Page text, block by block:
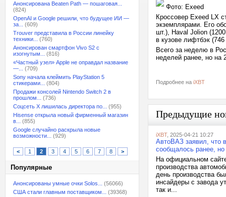
Анонсирована Beaten Path — пошаговая...
(824)
OpenAI и Google решили, что будущее ИИ —
за...
(609)
Trouver представила в России линейку
техники...
(760)
Анонсирован смартфон Vivo S2 с
изогнутым...
(816)
«Частный узел» Apple не оправдал название
—...
(709)
Sony начала клеймить PlayStation 5
стикерами...
(804)
Продажи консолей Nintendo Switch 2 в
прошлом...
(736)
Соцсеть X лишилась директора по...
(955)
Hisense открыла новый фирменный магазин
в...
(855)
Google случайно раскрыла новые
возможности...
(929)
< 1 2 3 4 5 6 7 8 >
Популярные
Анонсированы умные очки Solos...
(56066)
США стали главным поставщиком...
(39368)
Фото: Exeed
Кроссовер Exeed LX
экземплярами. Его
шт.), Haval Jolion
в кузове лифтбэк
Всего за неделю в
неделей ранее, но на
Подробнее на iXBT
Предыдущие
iXBT, 2025-04-21 10:27
АвтоВАЗ заявил, что
сообщалось ранее,
На официальном
производства
день производства
инсайдеры с завода
так и...